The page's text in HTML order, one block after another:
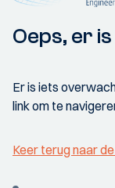
Oeps, er
Er is iets
link om te
Keer terug naar